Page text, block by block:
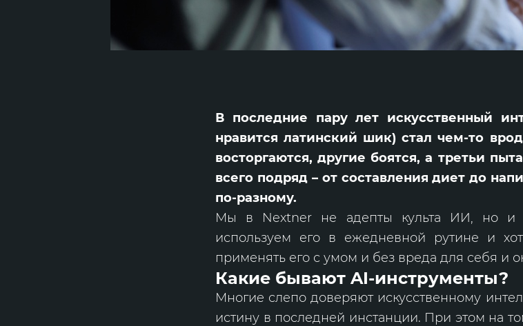
В последние пару лет искусственный
нравится латинский шик) стал чем-то
восторгаются, другие боятся, а третьи
всего подряд – от составления диет до
по-разному.
Мы в Nextner не адепты культа ИИ, но и
используем его в ежедневной рутине и
применять его с умом и без вреда для себя и
Какие бывают AI-инструменты?
Многие слепо доверяют искусственному
истину в последней инстанции. При этом на